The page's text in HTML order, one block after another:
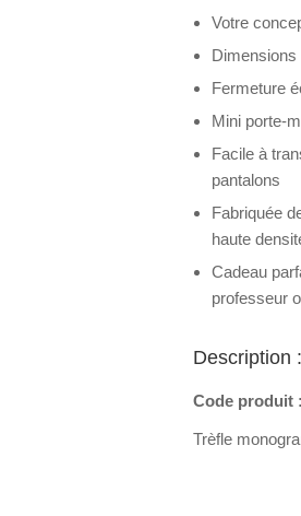
Votre
Fermeture
Mini porte-
Facile à
pantalons
Fabriquée
haute
Cadeau
professeur
Description :
Code produit :
Trèfle